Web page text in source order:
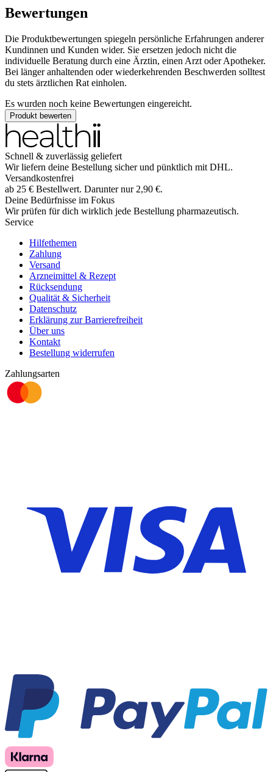
Bewertungen
Die Produktbewertungen spiegeln persönliche Erfahrungen anderer
Kundinnen und Kunden wider. Sie ersetzen jedoch nicht die
individuelle Beratung durch eine Ärztin, einen Arzt oder Apotheker.
Bei länger anhaltenden oder wiederkehrenden Beschwerden solltest
du stets ärztlichen Rat einholen.
Es wurden noch keine Bewertungen eingereicht.
Produkt bewerten
Schnell & zuverlässig geliefert
Wir liefern deine Bestellung sicher und pünktlich mit DHL.
Versandkostenfrei
ab 25 € Bestellwert. Darunter nur 2,90 €.
Deine Bedürfnisse im Fokus
Wir prüfen für dich wirklich jede Bestellung pharmazeutisch.
Service
Hilfethemen
Zahlung
Versand
Arzneimittel & Rezept
Rücksendung
Qualität & Sicherheit
Datenschutz
Erklärung zur Barrierefreiheit
Über uns
Kontakt
Bestellung widerrufen
Zahlungsarten